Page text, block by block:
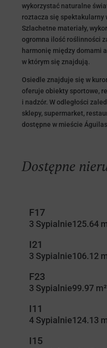
wykorzystać naturalne
roztacza się spektakularny
Szlachetne materiały,
ogromna ilość roślinności
harmonię między domami
w którym się znajdują.
Osiedle znajduje się w
oferuje obiekty sportowe,
i nadzór. W odległości
sklepy, supermarket,
dostępne w mieście
Dostępne
F17
3 Sypialnie125.64
I21
3 Sypialnie106.12
F23
3 Sypialnie99.97 m²
I11
4 Sypialnie124.13
I15